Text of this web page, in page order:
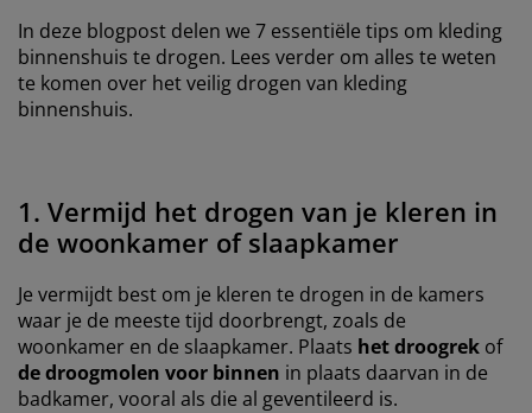
In deze blogpost delen we 7 essentiële tips om kleding
binnenshuis te drogen. Lees verder om alles te weten
te komen over het veilig drogen van kleding
binnenshuis.
1. Vermijd het drogen van je kleren in
de woonkamer of slaapkamer
Je vermijdt best om je kleren te drogen in de kamers
waar je de meeste tijd doorbrengt, zoals de
woonkamer en de slaapkamer. Plaats het droogrek of
de droogmolen voor binnen in plaats daarvan in de
badkamer, vooral als die al geventileerd is.